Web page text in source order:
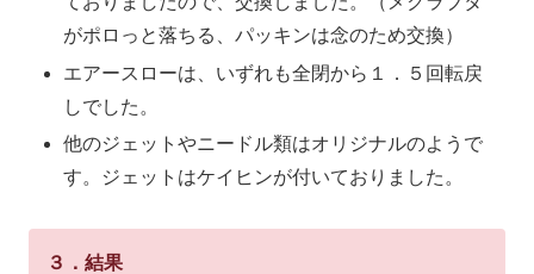
がポロっと落ちる、パッキンは念のため交換）
エアースローは、いずれも全閉から１．５回転戻
しでした。
他のジェットやニードル類はオリジナルのようで
す。ジェットはケイヒンが付いておりました。
３．結果